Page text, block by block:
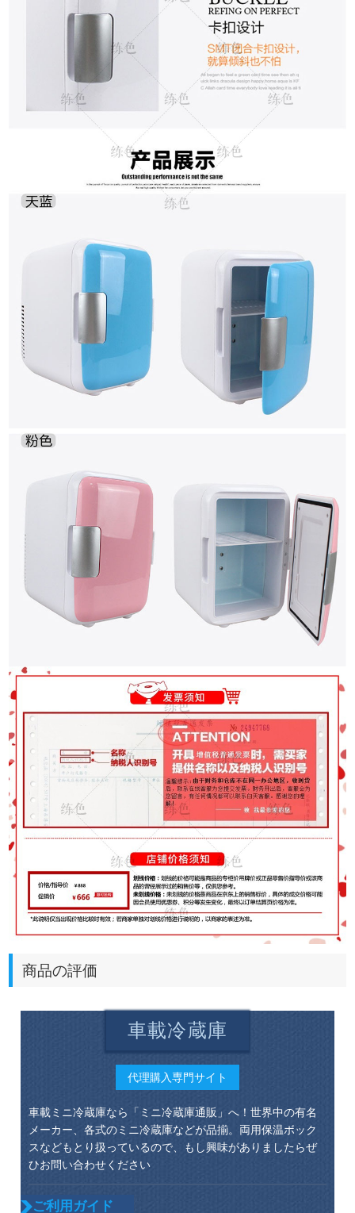
商品の評価
車載冷蔵庫
代理購入専門サイト
車載ミニ冷蔵庫なら「ミニ冷蔵庫通販」へ！世界中の有名
メーカー、各式のミニ冷蔵庫などが品揃。両用保温ボック
スなどもとり扱っているので、もし興味がありましたらぜ
ひお問い合わせください
ご利用ガイド